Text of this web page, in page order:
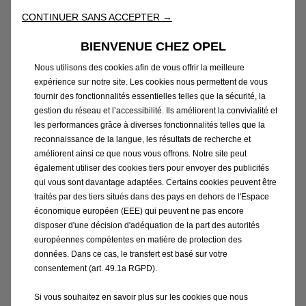
drive unit and innovative features like
with front camera, rear view camera, modern
infotainment systems and Ergonomic Active
Seats.
Exterior Dimensions: Overall length 4.060
mm, height unladen 1.433 mm, width 1.960
mm
Luggage-/ loadspace volume: 267 l
Driving experience: 150 km/h top speed, 337
km (WLTP)* range without recharging
km to 337 km (depending on equipped
CONTINUER SANS ACCEPTER →
BIENVENUE CHEZ OPEL
Nous utilisons des cookies afin de vous offrir la meilleure
expérience sur notre site. Les cookies nous permettent de vous
fournir des fonctionnalités essentielles telles que la sécurité, la
gestion du réseau et l’accessibilité. Ils améliorent la convivialité et
les performances grâce à diverses fonctionnalités telles que la
reconnaissance de la langue, les résultats de recherche et
améliorent ainsi ce que nous vous offrons. Notre site peut
également utiliser des cookies tiers pour envoyer des publicités
qui vous sont davantage adaptées. Certains cookies peuvent être
traités par des tiers situés dans des pays en dehors de l'Espace
économique européen (EEE) qui peuvent ne pas encore
disposer d'une décision d'adéquation de la part des autorités
européennes compétentes en matière de protection des
données. Dans ce cas, le transfert est basé sur votre
consentement (art. 49.1a RGPD).
Si vous souhaitez en savoir plus sur les cookies que nous